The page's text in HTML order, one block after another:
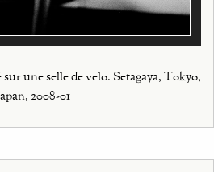
une selle de velo. Setagaya, Tokyo,
2008-01